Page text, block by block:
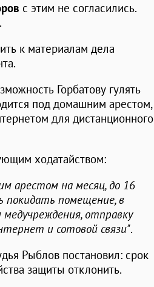
с этим не согласились.
к материалам дела
Горбатову гулять
под домашним арестом,
для дистанционного
ходатайством:
арестом на месяц, до 16
покидать помещение, в
отправку
и сотовой связи".
Рыблов постановил: срок
защиты отклонить.